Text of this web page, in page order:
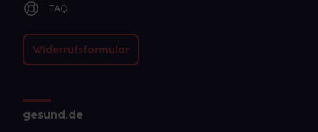
FAQ
Widerrufsformular
gesund.de